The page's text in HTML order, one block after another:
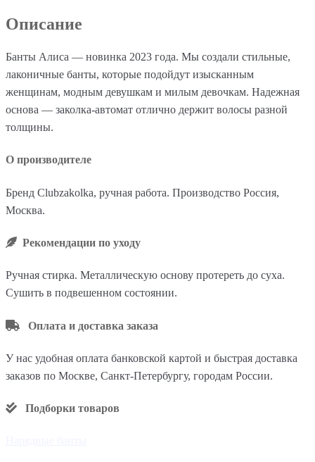
Описание
Банты Алиса — новинка 2023 года. Мы создали стильные,
лаконичные банты, которые подойдут изысканным
женщинам, модным девушкам и милым девочкам. Надежная
основа — заколка-автомат отлично держит волосы разной
толщины.
О производителе
Бренд Clubzakolka, ручная работа. Производство Россия,
Москва.
Рекомендации по уходу
Ручная стирка. Металлическую основу протереть до суха.
Сушить в подвешенном состоянии.
Оплата и доставка заказа
У нас удобная оплата банковской картой и быстрая доставка
заказов по Москве, Санкт-Петербургу, городам России.
Подборки товаров